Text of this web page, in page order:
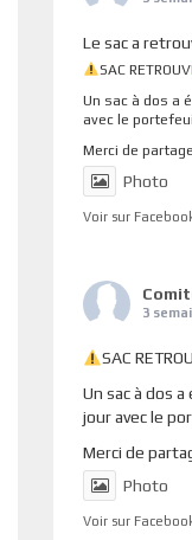
Le sac a
SAC
Un sac à dos a
avec le
Merci de
Photo
Voir sur
3
SAC
Un sac à dos
jour avec le
Merci de
Photo
Voir sur